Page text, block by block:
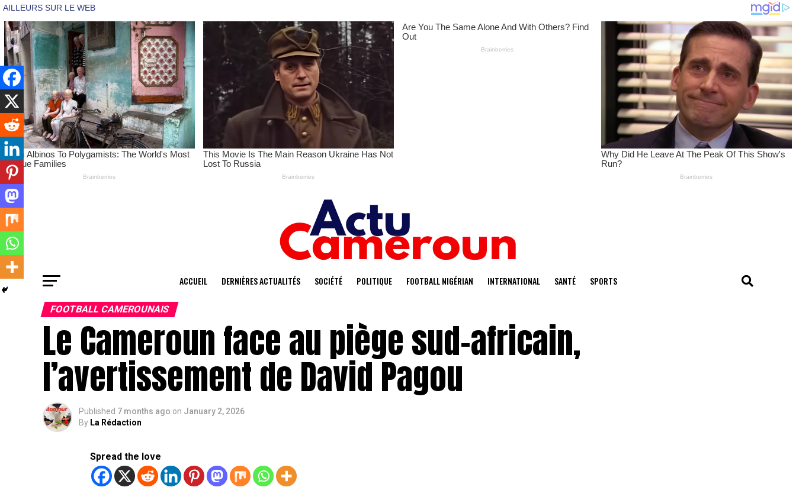
ACCUEIL DERNIÈRES ACTUALITÉS SOCIÉTÉ POLITIQUE FOOTBALL NIGÉRIAN INTERNATIONAL SANTÉ SPORTS
FOOTBALL CAMEROUNAIS
Le Cameroun face au piège sud-africain,
l’avertissement de David Pagou
Published 7 months ago on January 2, 2026
By La Rédaction
Spread the love